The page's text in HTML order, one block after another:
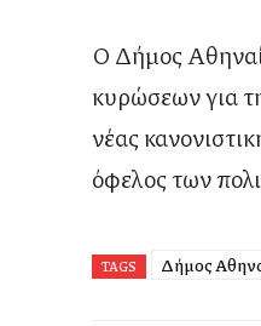
Ο Δήμος
κυρώσεων για
νέας
όφελος των
TAGS Δήμος